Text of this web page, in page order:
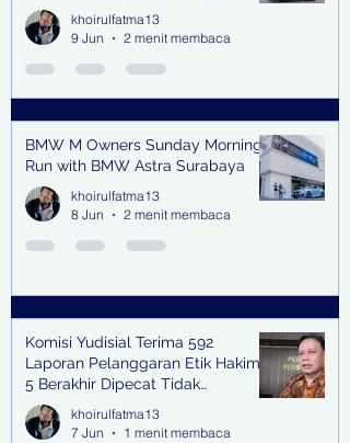
Jalan
khoirulfatma13
9 Jun
2 menit membaca
BMW M Owners Sunday Morning
Run with BMW Astra Surabaya
khoirulfatma13
8 Jun
2 menit membaca
Komisi Yudisial Terima 592
Laporan Pelanggaran Etik Hakim,
5 Berakhir Dipecat Tidak
Terhormat
khoirulfatma13
7 Jun
1 menit membaca